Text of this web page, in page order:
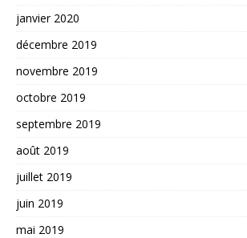
janvier 2020
décembre 2019
novembre 2019
octobre 2019
septembre 2019
août 2019
juillet 2019
juin 2019
mai 2019